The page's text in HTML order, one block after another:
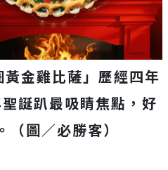
金雞比薩」歷經四年
誕趴最吸睛焦點，好
圖／必勝客）